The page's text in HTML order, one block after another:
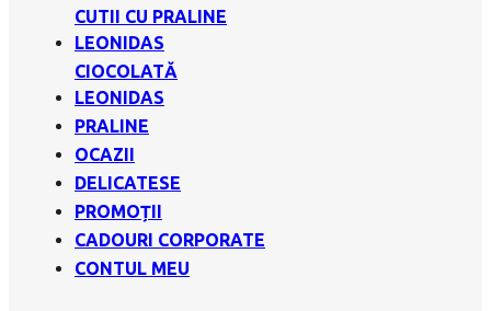
CUTII CU PRALINE
LEONIDAS
CIOCOLATĂ
LEONIDAS
PRALINE
OCAZII
DELICATESE
PROMOȚII
CADOURI CORPORATE
CONTUL MEU